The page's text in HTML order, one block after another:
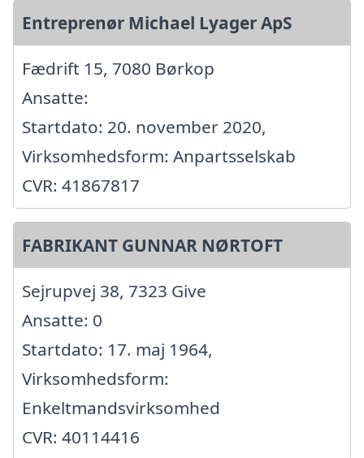
Entreprenør Michael Lyager ApS
Fædrift 15, 7080 Børkop
Ansatte:
Startdato: 20. november 2020,
Virksomhedsform: Anpartsselskab
CVR: 41867817
FABRIKANT GUNNAR NØRTOFT
Sejrupvej 38, 7323 Give
Ansatte: 0
Startdato: 17. maj 1964,
Virksomhedsform:
Enkeltmandsvirksomhed
CVR: 40114416